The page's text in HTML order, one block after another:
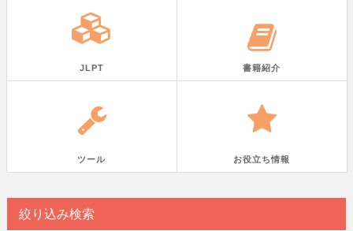
JLPT 書籍紹介
ツール お役立ち情報
絞り込み検索